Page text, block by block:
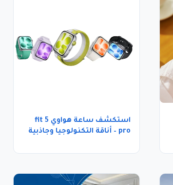
استكشف ساعة هواوي fit 5
pro – أناقة التكنولوجيا وجاذبية